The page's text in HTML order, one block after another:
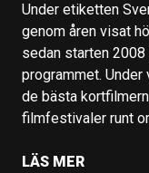
Under etiketten
genom åren visat
sedan starten
programmet. Under
de bästa
filmfestivaler runt
LÄS MER